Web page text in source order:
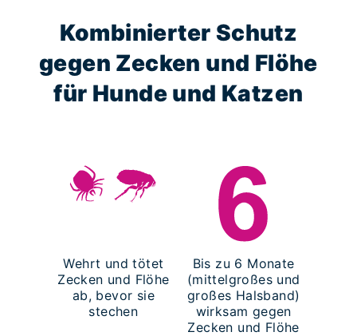
Kombinierter Schutz
gegen Zecken und Flöhe
für Hunde und Katzen
Wehrt und tötet
Zecken und Flöhe
ab, bevor sie
stechen
Bis zu 6 Monate
(mittelgroßes und
großes Halsband)
wirksam gegen
Zecken und Flöhe